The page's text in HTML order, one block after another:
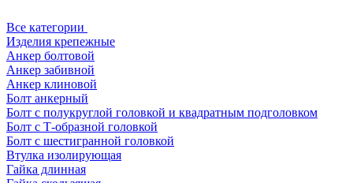
Все категории
Изделия крепежные
Анкер болтовой
Анкер забивной
Анкер клиновой
Болт анкерный
Болт с полукруглой головкой и квадратным подголовком
Болт с Т-образной головкой
Болт с шестигранной головкой
Втулка изолирующая
Гайка длинная